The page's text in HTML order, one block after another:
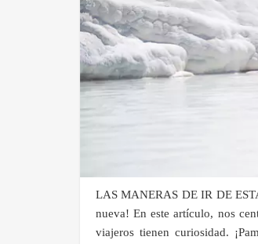
LAS MANERAS DE IR DE
nueva! En este artículo, nos
viajeros tienen curiosidad.